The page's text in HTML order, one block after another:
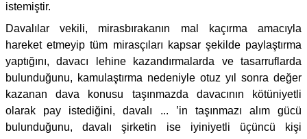
istemiştir.
Davalılar vekili, mirasbırakanın mal kaçırma amacıyla
hareket etmeyip tüm mirasçıları kapsar şekilde paylaştırma
yaptığını, davacı lehine kazandırmalarda ve tasarruflarda
bulunduğunu, kamulaştırma nedeniyle otuz yıl sonra değer
kazanan dava konusu taşınmazda davacının kötüniyetli
olarak pay istediğini, davalı ... ’in taşınmazı alım gücü
bulunduğunu, davalı şirketin ise iyiniyetli üçüncü kişi